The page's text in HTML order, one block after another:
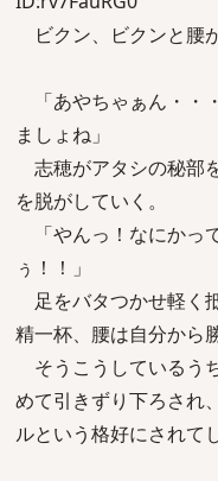
ビクン、ビクンと腰
「あやちゃぁん・・
ましょね」
志穂がアタシの秘部
を脱がしていく。
「やんっ！なにかっ
ぅ！！」
足をバタつかせ軽く
精一杯、腰は自分から
そうこうしているう
めて引きずり下ろされ
ルという格好にされて